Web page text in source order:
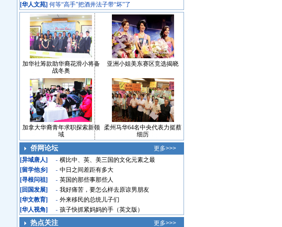
[华人文苑] 何等“高手”把酒井法子带“坏”了
加华社筹款助华裔花滑小将备
战冬奥
亚洲小姐美东赛区竞选揭晓
加拿大华裔青年求职探索新领
域
柔州马华64名中央代表力挺蔡
细历
侨网论坛
更多>>>
[异域唐人]
[留学他乡]
[寻根问祖]
[回国发展]
[华文教育]
[华人视角]
- 横比中、英、美三国的文化元素之最
- 中日之间差距有多大
- 英国的那些事那些人
- 我好痛苦，要怎么样去原谅男朋友
- 外来移民的总统儿子们
- 孩子快抓紧妈妈的手（英文版）
热点关注
更多>>>